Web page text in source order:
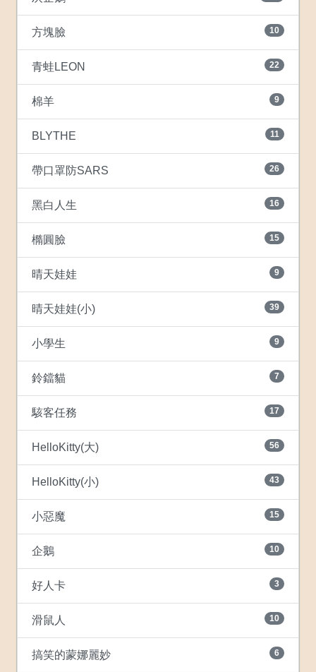
方塊臉 10
青蛙LEON 22
棉羊 9
BLYTHE 11
帶口罩防SARS 26
黑白人生 16
橢圓臉 15
晴天娃娃 9
晴天娃娃(小) 39
小學生 9
鈴鐺貓 7
駭客任務 17
HelloKitty(大) 56
HelloKitty(小) 43
小惡魔 15
企鵝 10
好人卡 3
滑鼠人 10
搞笑的蒙娜麗妙 6